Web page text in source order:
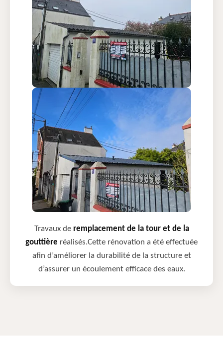
Travaux de remplacement de la tour et de la
gouttière réalisés.Cette rénovation a été effectuée
afin d’améliorer la durabilité de la structure et
d’assurer un écoulement efficace des eaux.